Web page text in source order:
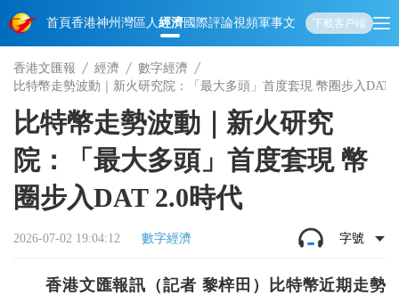
首頁香港神州 灣區人經濟國際評論視頻軍事文化 娛樂生活教育體
下載客戶端
香港文匯報 經濟
數字經濟
比特幣走勢波動｜新火研究院：「最大多頭」首度套現 幣圈步入DAT
比特幣走勢波動｜新火研究
院：「最大多頭」首度套現 幣
圈步入DAT 2.0時代
2026-07-02 19:04:12 數字經濟 字號
香港文匯報訊（記者 黎梓田）比特幣近期走勢